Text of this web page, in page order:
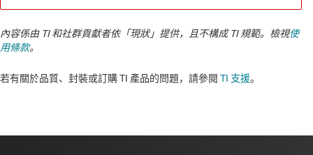
內容係由 TI 和社群貢獻者依「現狀」提供，且不構成 TI 規範。檢視使
用條款。
若有關於品質、封裝或訂購 TI 產品的問題，請參閱 TI 支援。​​​​​​​​​​​​​​